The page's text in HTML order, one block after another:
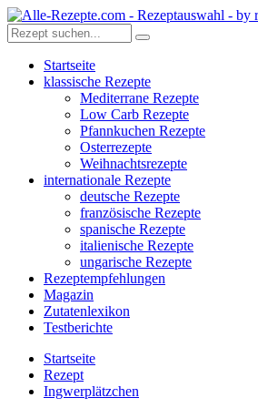
Startseite
klassische Rezepte
Mediterrane Rezepte
Low Carb Rezepte
Pfannkuchen Rezepte
Osterrezepte
Weihnachtsrezepte
internationale Rezepte
deutsche Rezepte
französische Rezepte
spanische Rezepte
italienische Rezepte
ungarische Rezepte
Rezeptempfehlungen
Magazin
Zutatenlexikon
Testberichte
Startseite
Rezept
Ingwerplätzchen